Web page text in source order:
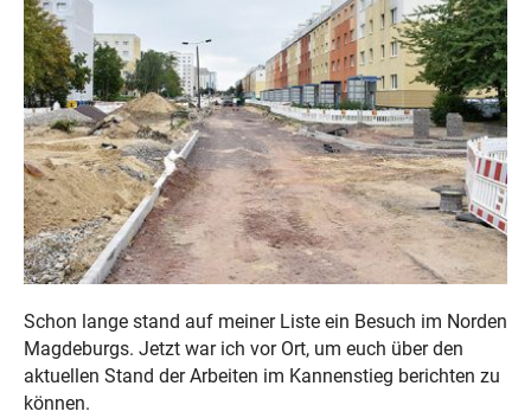
Schon lange stand auf meiner Liste ein Besuch im Norden
Magdeburgs. Jetzt war ich vor Ort, um euch über den
aktuellen Stand der Arbeiten im Kannenstieg berichten zu
können.